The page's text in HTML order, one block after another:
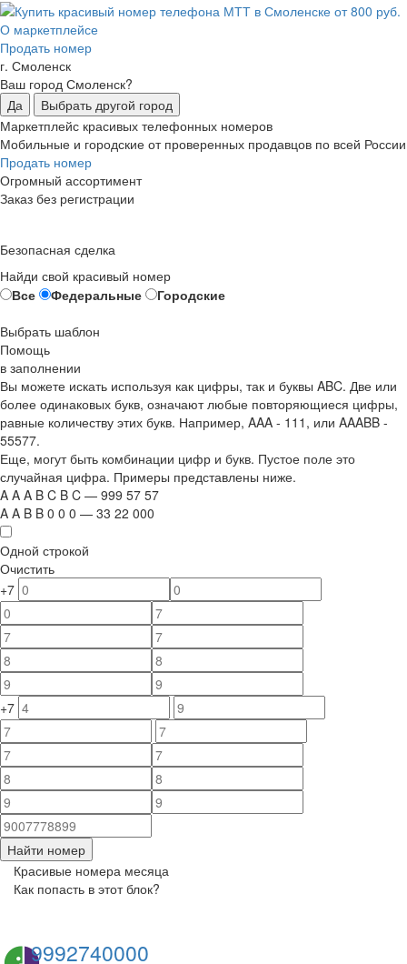
О маркетплейсе
Продать номер
г. Смоленск
Ваш город Смоленск?
Да
Выбрать другой город
Маркетплейс красивых телефонных номеров
Мобильные и городские от проверенных продавцов по всей России
Продать номер
Огромный ассортимент
Заказ без регистрации
Безопасная сделка
Найди свой красивый номер
Все
Федеральные
Городские
Выбрать шаблон
Помощь
в заполнении
Вы можете искать используя как цифры, так и буквы ABC. Две или
более одинаковых букв, означают любые повторяющиеся цифры,
равные количеству этих букв. Например, AAA - 111 , или AAABB -
55577.
Еще, могут быть комбинации цифр и букв. Пустое поле это
случайная цифра. Примеры представлены ниже.
A A A B C B C — 999 57 57
A A B B 0 0 0 — 33 22 000
Одной строкой
Очистить
+7
+7
Найти номер
Красивые номера месяца
Как попасть в этот блок?
9992740000